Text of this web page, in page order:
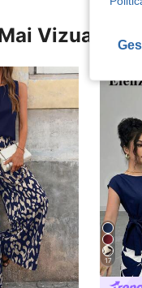
Vizualizat
17